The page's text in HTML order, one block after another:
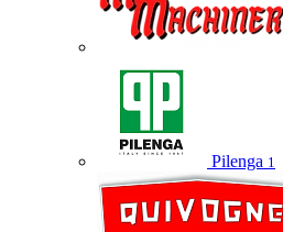
Pilenga 1